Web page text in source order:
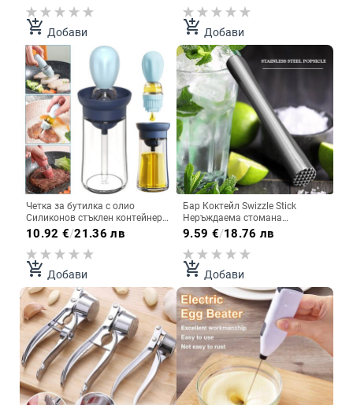
Изстискване на чесън Скоба за
хоросан Чесън
add_shopping_cart Добави
Дървена детска лъжица
Кухненски джаджи
add_shopping_cart Добави
Четка за бутилка с олио
Силиконов стъклен контейнер
Кухненски зехтин Барбекю
готварска печка Дозатор
Инструменти за готвене
Подправки
10.92 €/21.36 лв
add_shopping_cart Добави
Бар Коктейл Swizzle Stick
Неръждаема стомана
Натрошен лед Чук Popsicle
Sticks Метални плодове Muddle
Pestle Кухня Инструмент за
барове
9.59 €/18.76 лв
add_shopping_cart Добави